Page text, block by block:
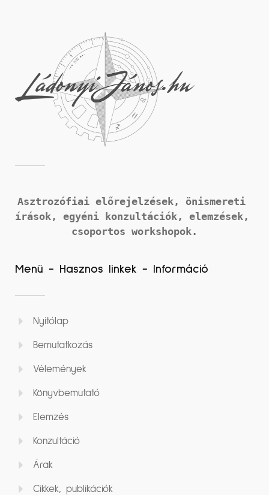
Asztrozófiai előrejelzések, önismereti
írások,
csoportos workshopok.
Menü - Hasznos linkek - Információ
Nyitólap
Bemutatkozás
Vélemények
Könyvbemutató
Elemzés
Konzultáció
Árak
Cikkek, publikációk